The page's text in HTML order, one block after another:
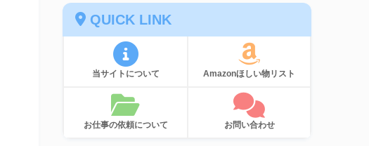
QUICK LINK
当サイトについて Amazonほしい物リスト
お仕事の依頼について お問い合わせ